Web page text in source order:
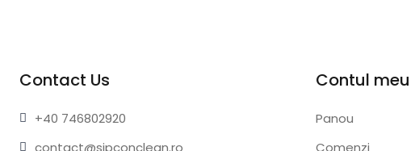
Contact Us
+40 746802920
Contul meu
Panou